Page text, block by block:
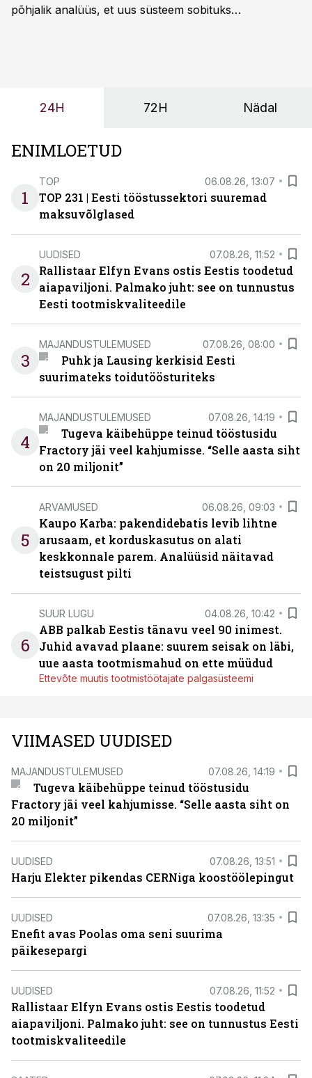
põhjalik analüüs, et uus süsteem sobituks
OÜ tegevjuht Sander Mitendorf.
24H 72H Nädal
ENIMLOETUD
1
TOP 06.08.26, 13:07
TOP 231 | Eesti tööstussektori suuremad
maksuvõlglased
2
UUDISED 07.08.26, 11:52
Rallistaar Elfyn Evans ostis Eestis toodetud
aiapaviljoni. Palmako juht: see on tunnustus
Eesti tootmiskvaliteedile
3
MAJANDUSTULEMUSED 07.08.26, 08:00
Puhk ja Lausing kerkisid Eesti
suurimateks toidutöösturiteks
4
MAJANDUSTULEMUSED 07.08.26, 14:19
Tugeva käibehüppe teinud tööstusidu
Fractory jäi veel kahjumisse. “Selle aasta siht
on 20 miljonit”
5
ARVAMUSED 06.08.26, 09:03
Kaupo Karba: pakendidebatis levib lihtne
arusaam, et korduskasutus on alati
keskkonnale parem. Analüüsid näitavad
teistsugust pilti
6
SUUR LUGU 04.08.26, 10:42
ABB palkab Eestis tänavu veel 90 inimest.
Juhid avavad plaane: suurem seisak on läbi,
uue aasta tootmismahud on ette müüdud
Ettevõte muutis tootmistöötajate palgasüsteemi
VIIMASED UUDISED
MAJANDUSTULEMUSED 07.08.26, 14:19
Tugeva käibehüppe teinud tööstusidu
Fractory jäi veel kahjumisse. “Selle aasta siht on
20 miljonit”
UUDISED 07.08.26, 13:51
Harju Elekter pikendas CERNiga koostöölepingut
UUDISED 07.08.26, 13:35
Enefit avas Poolas oma seni suurima
päikesepargi
UUDISED 07.08.26, 11:52
Rallistaar Elfyn Evans ostis Eestis toodetud
aiapaviljoni. Palmako juht: see on tunnustus Eesti
tootmiskvaliteedile